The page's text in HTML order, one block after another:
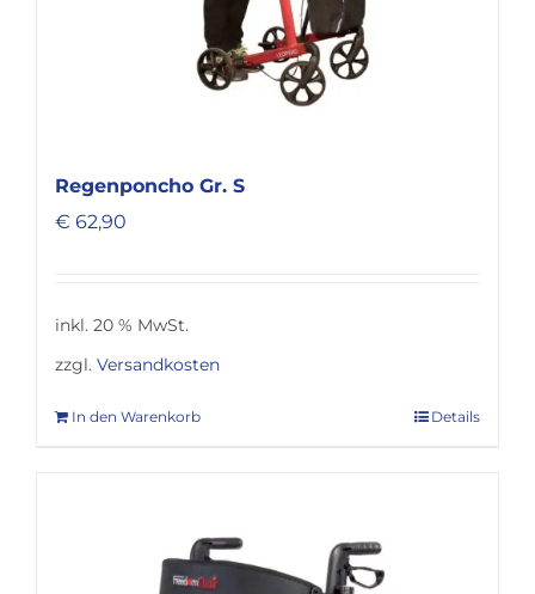
Regenponcho Gr. S
€ 62,90
inkl. 20 % MwSt.
zzgl. Versandkosten
In den Warenkorb Details